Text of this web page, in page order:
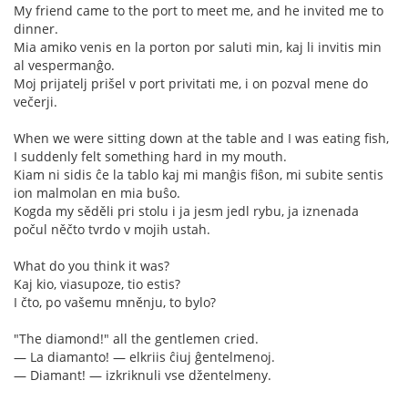
My friend came to the port to meet me, and he invited me to
dinner.
Mia amiko venis en la porton por saluti min, kaj li invitis min
al vespermanĝo.
Moj prijatelj prišel v port privitati me, i on pozval mene do
večerji.
When we were sitting down at the table and I was eating fish,
I suddenly felt something hard in my mouth.
Kiam ni sidis ĉe la tablo kaj mi manĝis fiŝon, mi subite sentis
ion malmolan en mia buŝo.
Kogda my sěděli pri stolu i ja jesm jedl rybu, ja iznenada
počul něčto tvrdo v mojih ustah.
What do you think it was?
Kaj kio, viasupoze, tio estis?
I čto, po vašemu mněnju, to bylo?
"The diamond!" all the gentlemen cried.
— La diamanto! — elkriis ĉiuj ĝentelmenoj.
— Diamant! — izkriknuli vse džentelmeny.